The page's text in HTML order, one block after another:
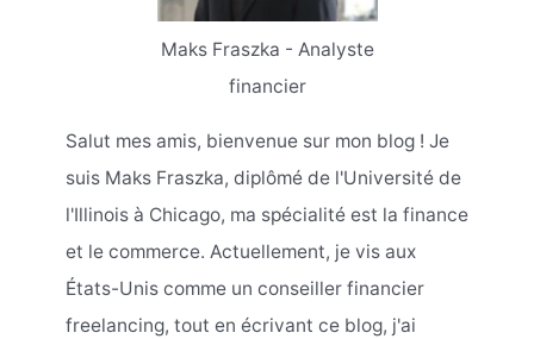
Maks Fraszka - Analyste
financier
Salut mes amis, bienvenue sur mon blog ! Je
suis Maks Fraszka, diplômé de l'Université de
l'Illinois à Chicago, ma spécialité est la finance
et le commerce. Actuellement, je vis aux
États-Unis comme un conseiller financier
freelancing, tout en écrivant ce blog, j'ai